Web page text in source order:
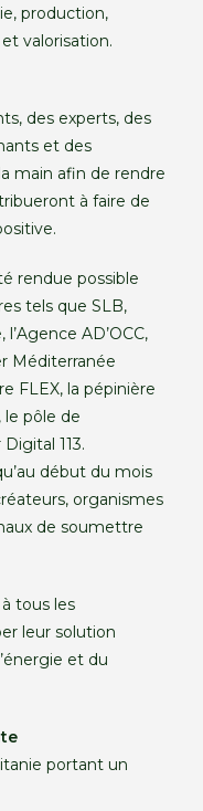
production,
valorisation.
des experts, des
et des
main afin de rendre
à faire de
rendue possible
tels que SLB,
AD’OCC,
Méditerranée
FLEX, la pépinière
le pôle de
113.
début du mois
organismes
de soumettre
tous les
leur solution
et du
portant un